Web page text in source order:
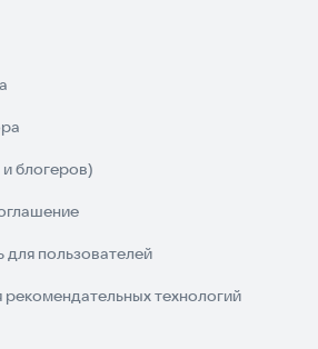
блогеров)
для пользователей
технологий